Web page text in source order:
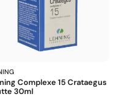
Complexe 15 Crataegus
30ml